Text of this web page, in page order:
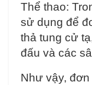
Thể thao:
sử dụng để
thả tung cử
đấu và các
Như vậy,